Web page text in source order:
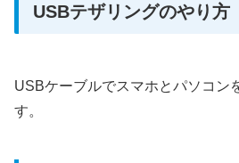
USBテザリングのやり方
USBケーブルでスマホとパソコン
す。